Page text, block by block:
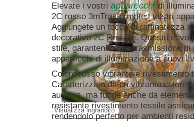
Visualizza ingrandito
Elevate i vostri apparecchi di
2C rosso 3mTrasformate i vostri
Aggiungete un tocco di raffinatezza
decorativo 2C Red 3m. Questo cavo
stile, garantendo una trasmissione
apparecchi di illuminazione a nuovi
Colore rosso vibrante e rivestimento
Caratterizzato da un vibrante colore
audacia, ma funge anche da
resistante rivestimento tessile
rendendolo perfetto per ambienti